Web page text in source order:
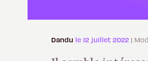
Dandu le 12 juillet 2022 |